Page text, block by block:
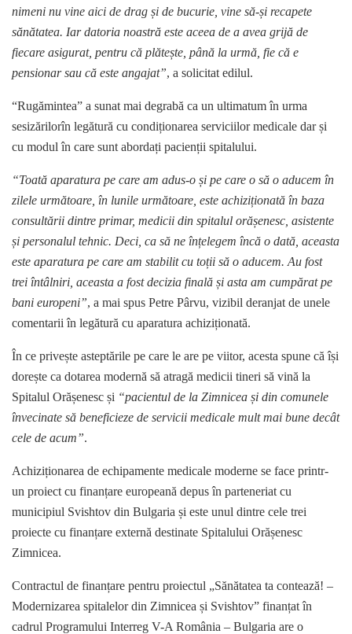
nimeni nu vine aici de drag și de bucurie, vine să-și recapete
sănătatea. Iar datoria noastră este aceea de a avea grijă de
fiecare asigurat, pentru că plătește, până la urmă, fie că e
pensionar sau că este angajat”, a solicitat edilul.
“Rugămintea” a sunat mai degrabă ca un ultimatum în urma
sesizărilorîn legătură cu condiționarea serviciilor medicale dar și
cu modul în care sunt abordați pacienții spitalului.
“Toată aparatura pe care am adus-o și pe care o să o aducem în
zilele următoare, în lunile următoare, este achiziționată în baza
consultării dintre primar, medicii din spitalul orășenesc, asistente
și personalul tehnic. Deci, ca să ne înțelegem încă o dată, aceasta
este aparatura pe care am stabilit cu toții să o aducem. Au fost
trei întâlniri, aceasta a fost decizia finală și asta am cumpărat pe
bani europeni”, a mai spus Petre Pârvu, vizibil deranjat de unele
comentarii în legătură cu aparatura achiziționată.
În ce privește asteptările pe care le are pe viitor, acesta spune că își
dorește ca dotarea modernă să atragă medicii tineri să vină la
Spitalul Orășenesc și “pacientul de la Zimnicea și din comunele
învecinate să beneficieze de servicii medicale mult mai bune decât
cele de acum”.
Achiziționarea de echipamente medicale moderne se face printr-
un proiect cu finanțare europeană depus în parteneriat cu
municipiul Svishtov din Bulgaria și este unul dintre cele trei
proiecte cu finanțare externă destinate Spitalului Orășenesc
Zimnicea.
Contractul de finanțare pentru proiectul „Sănătatea ta contează! –
Modernizarea spitalelor din Zimnicea și Svishtov” finanțat în
cadrul Programului Interreg V-A România – Bulgaria are o